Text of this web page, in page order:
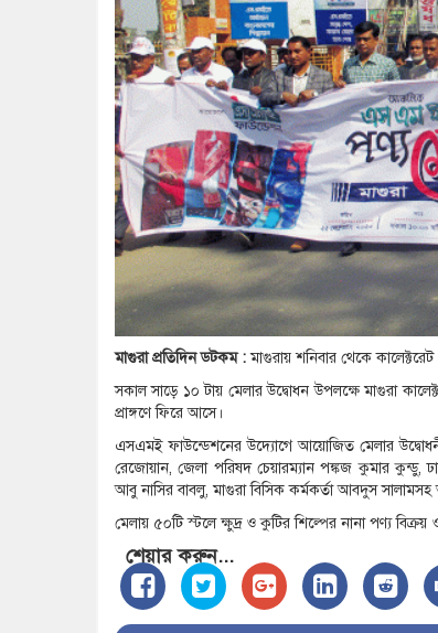
মাগুরা প্রতিদিন ডটকম :মাগুরায় শনিবার থেকে
সকাল সাড়ে ১০ টায় মেলার উদ্বোধন উপলক্ষে মাগুরা
প্রাঙ্গণে ফিরে আসে।
এসএমই ফাউন্ডেশনের উদ্যোগে আয়োজিত মেলার
রেজোয়ান, জেলা পরিষদ চেয়ারম্যান পঙ্কজ কুমার
আবু নাসির বাবলু, মাগুরা বিসিক কর্মকর্তা আবদুস
মেলায় ৫০টি স্টলে ক্ষুদ্র ও কুটির শিল্পের নানা পণ্য
শেয়ার করুন...